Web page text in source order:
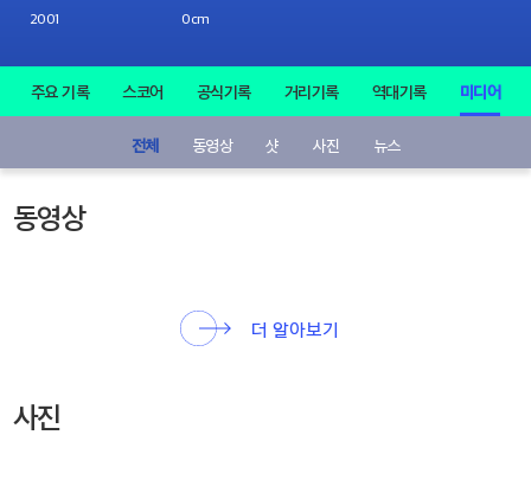
2001 0cm
주요 기록 스코어 공식기록 거리기록 역대기록 미디어
전체 동영상 샷 사진 뉴스
동영상
더 알아보기
사진